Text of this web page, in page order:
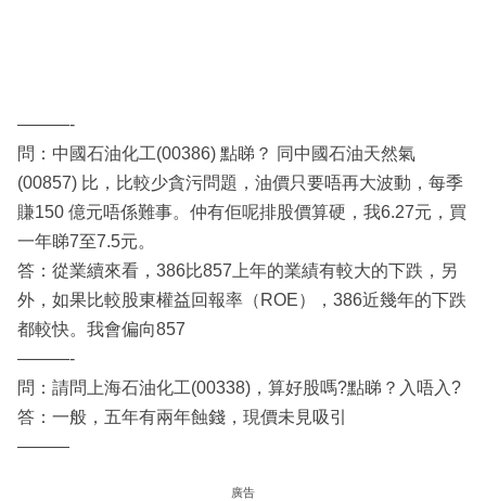
———-
問：中國石油化工(00386) 點睇？ 同中國石油天然氣
(00857) 比，比較少貪污問題，油價只要唔再大波動，每季
賺150 億元唔係難事。仲有佢呢排股價算硬，我6.27元，買
一年睇7至7.5元。
答：從業續來看，386比857上年的業績有較大的下跌，另
外，如果比較股東權益回報率（ROE），386近幾年的下跌
都較快。我會偏向857
———-
問：請問上海石油化工(00338)，算好股嗎?點睇？入唔入?
答：一般，五年有兩年蝕錢，現價未見吸引
———
廣告